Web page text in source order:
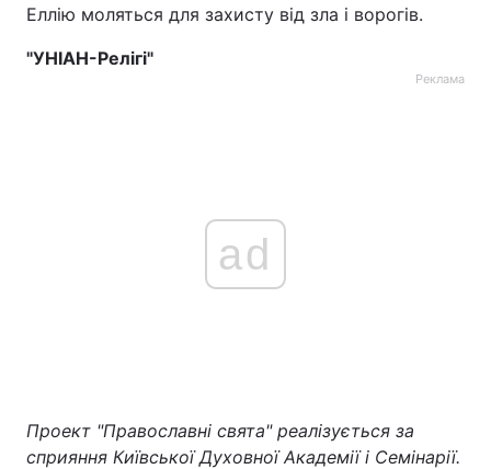
Еллію моляться для захисту від зла і ворогів.
"УНІАН-Релігі"
Реклама
ad
Проект "Православні свята" реалізується за
сприяння Київської Духовної Академії і Семінарії.